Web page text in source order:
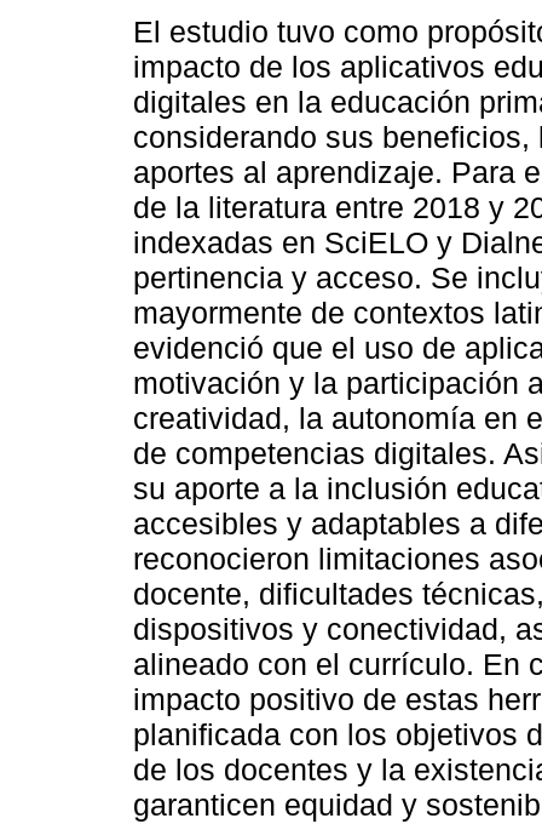
El estudio tuvo como
impacto de los aplicativos
digitales en la educación
considerando sus beneficios,
aportes al aprendizaje. Para
de la literatura entre 2018 y
indexadas en SciELO y
pertinencia y acceso. Se
mayormente de contextos
evidenció que el uso de
motivación y la participación
creatividad, la autonomía en
de competencias digitales.
su aporte a la inclusión
accesibles y adaptables a
reconocieron limitaciones
docente, dificultades
dispositivos y conectividad,
alineado con el currículo. En
impacto positivo de estas
planificada con los objetivos
de los docentes y la
garanticen equidad y